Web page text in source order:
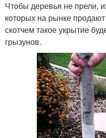
Чтобы деревья не прели,
которых на рынке
скотчем такое укрытие
грызунов.